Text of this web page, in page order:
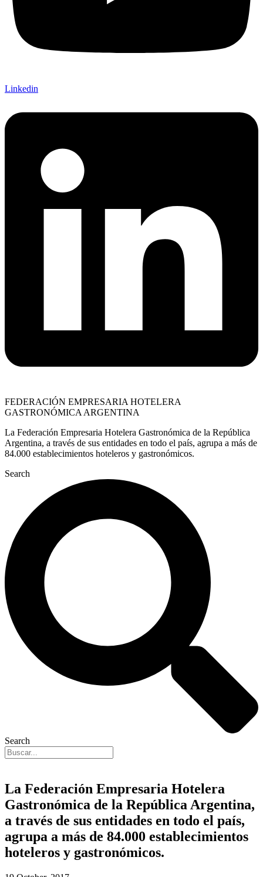
Linkedin
FEDERACIÓN EMPRESARIA HOTELERA
GASTRONÓMICA ARGENTINA
La Federación Empresaria Hotelera Gastronómica de la República
Argentina, a través de sus entidades en todo el país, agrupa a más de
84.000 establecimientos hoteleros y gastronómicos.
Search
Search
La Federación Empresaria Hotelera
Gastronómica de la República Argentina,
a través de sus entidades en todo el país,
agrupa a más de 84.000 establecimientos
hoteleros y gastronómicos.